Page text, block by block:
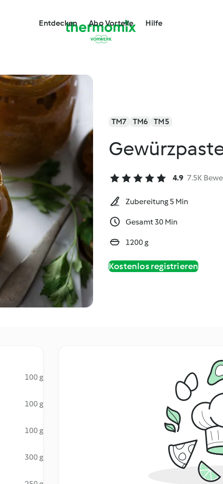
Entdecken Abo Vorteile Hilfe
TM7 TM6 TM5
4.9 7.5K
Zubereitung 5 Min
Gesamt 30 Min
1200 g
Kostenlos registrieren
100 g
100 g
100 g
300 g